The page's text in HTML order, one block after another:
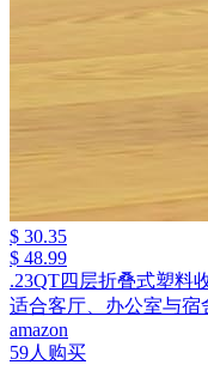
$ 30.35
$ 48.99
.23QT四层折叠式塑料
适合客厅、办公室与宿
amazon
59人购买